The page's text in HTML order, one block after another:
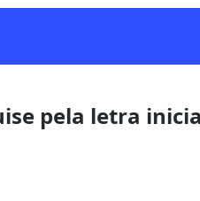
pela letra